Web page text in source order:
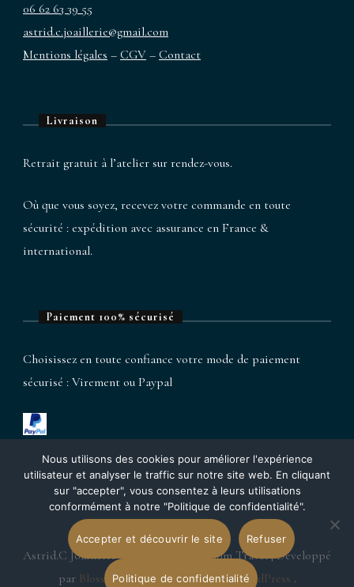
06 62 63 39 55
astrid.c.joaillerie@gmail.com
Mentions légales – CGV – Contact
Livraison
Retrait gratuit à l’atelier sur rendez-vous.
Où que vous soyez, recevez votre commande en toute
sécurité : expédition avec assurance en France &
international.
Paiement 100% sécurisé
Choisissez en toute confiance votre mode de paiement
sécurisé : Virement ou Paypal
Astrid.C Joaillerie & Porcelaine.
Blossom Travel | Développé
par Blossom Themes. Propulsé parWordPress .
Nous utilisons des cookies pour améliorer l'expérience
utilisateur et analyser le traffic sur notre site web. En cliquant
sur "accepter", vous consentez à leurs utilisations
conformément à notre "Politique de confidentialité".
Accepter et découvrir le site Refuser
Politique de confidentialité